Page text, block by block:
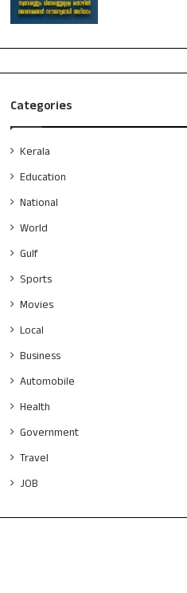
Categories
Kerala
Education
National
World
Gulf
Sports
Movies
Local
Business
Automobile
Health
Government
Travel
JOB